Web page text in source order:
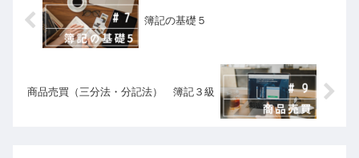
簿記の基礎５
商品売買（三分法・分記法） 簿記３級